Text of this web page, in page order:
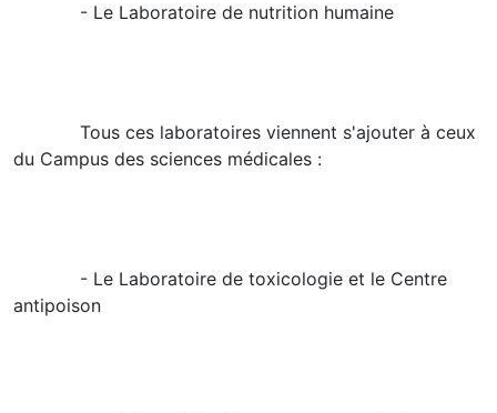
- Le Laboratoire de nutrition humaine
Tous ces laboratoires viennent s'ajouter à ceux
du Campus des sciences médicales :
- Le Laboratoire de toxicologie et le Centre
antipoison